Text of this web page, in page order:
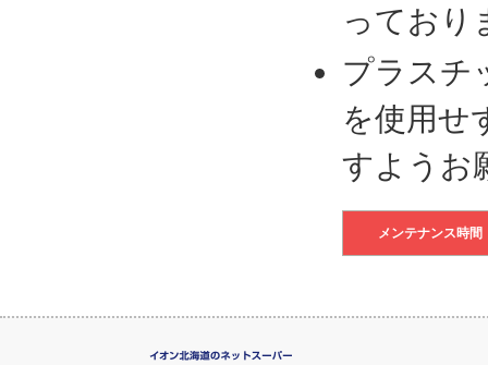
っており
プラスチ
を使用せ
すようお
メンテナンス時間